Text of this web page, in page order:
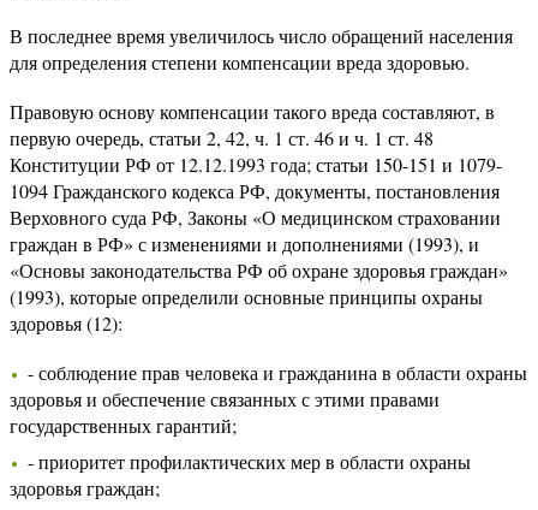
В последнее время увеличилось число обращений населения
для определения степени компенсации вреда здоровью.
Правовую основу компенсации такого вреда составляют, в
первую очередь, статьи 2, 42, ч. 1 ст. 46 и ч. 1 ст. 48
Конституции РФ от 12.12.1993 года; статьи 150-151 и 1079-
1094 Гражданского кодекса РФ, документы, постановления
Верховного суда РФ, Законы «О медицинском страховании
граждан в РФ» с изменениями и дополнениями (1993), и
«Основы законодательства РФ об охране здоровья граждан»
(1993), которые определили основные принципы охраны
здоровья (12):
- соблюдение прав человека и гражданина в области охраны
здоровья и обеспечение связанных с этими правами
государственных гарантий;
- приоритет профилактических мер в области охраны
здоровья граждан;